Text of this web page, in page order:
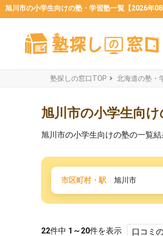
旭川市の小学生向けの塾・学習塾一覧【2026年08
塾探しの窓口TOP 北海道の塾・
旭川市の小学生向
旭川市の小学生向けの塾の一覧
市区町村・駅 旭川市
22件中 1～20件を表示